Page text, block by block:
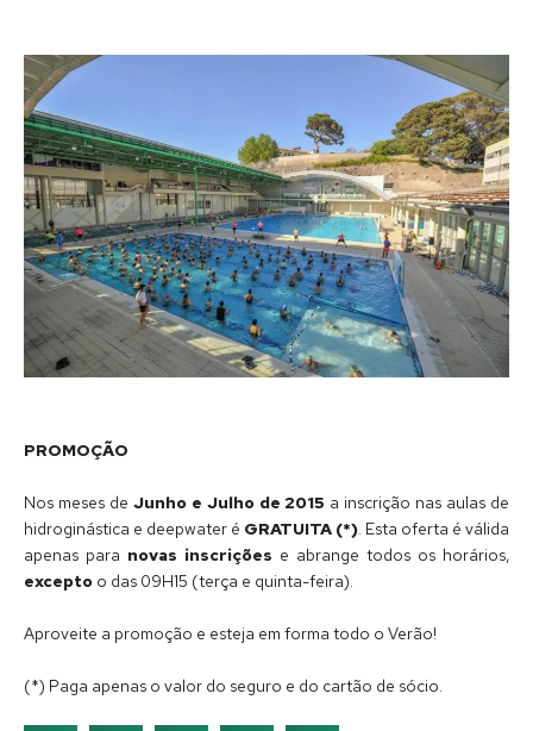
PROMOÇÃO
Nos meses de Junho e Julho de 2015 a inscrição nas aulas de
hidroginástica e deepwater é GRATUITA (*). Esta oferta é válida
apenas para novas inscrições e abrange todos os horários,
excepto o das 09H15 (terça e quinta-feira).
Aproveite a promoção e esteja em forma todo o Verão!
(*) Paga apenas o valor do seguro e do cartão de sócio.